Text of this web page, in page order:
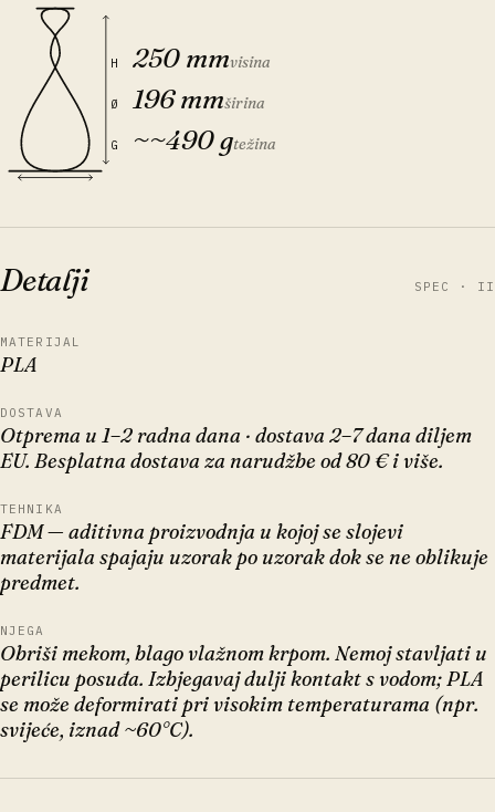
H 250 mmvisina
Ø 196 mmširina
G ~~490 gtežina
Detalji SPEC · II
MATERIJAL
PLA
DOSTAVA
Otprema u 1–2 radna dana · dostava 2–7 dana diljem
EU. Besplatna dostava za narudžbe od 80 € i više.
TEHNIKA
FDM — aditivna proizvodnja u kojoj se slojevi
materijala spajaju uzorak po uzorak dok se ne oblikuje
predmet.
NJEGA
Obriši mekom, blago vlažnom krpom. Nemoj stavljati u
perilicu posuđa. Izbjegavaj dulji kontakt s vodom; PLA
se može deformirati pri visokim temperaturama (npr.
svijeće, iznad ~60°C).